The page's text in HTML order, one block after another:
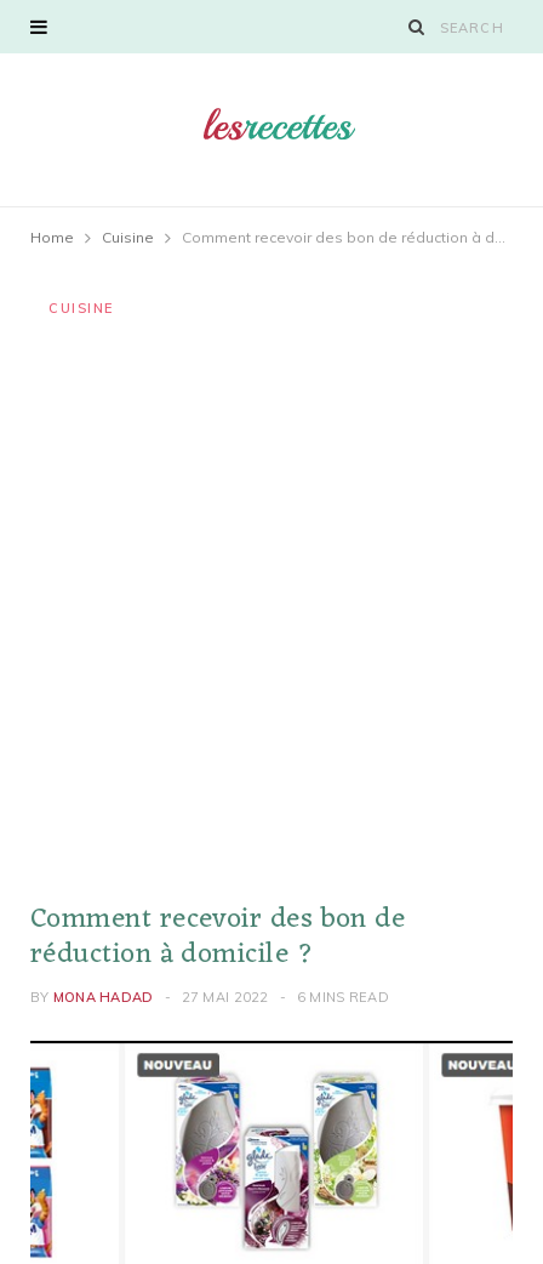
Home Cuisine Comment recevoir des bon de réduction à domicile ?
CUISINE
Comment recevoir des bon de
réduction à domicile ?
BY MONA HADAD 27 MAI 2022 6 MINS READ